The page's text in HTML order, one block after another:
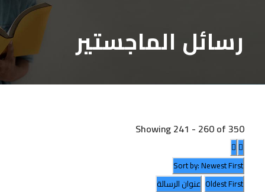
رسائل الماجستير
Showing 241 - 260 of 350
Sort by: Newest First
Oldest First عنوان الرسالة